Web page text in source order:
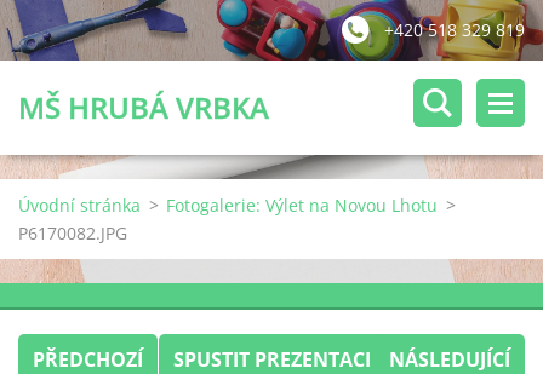
+420 518 329 819
MŠ HRUBÁ VRBKA
Úvodní stránka > Fotogalerie: Výlet na Novou Lhotu >
P6170082.JPG
PŘEDCHOZÍ SPUSTIT PREZENTACI NÁSLEDUJÍCÍ